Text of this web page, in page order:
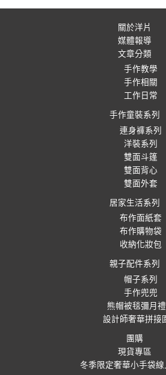
關於洋片
媒體報導
文章分類
手作教學
手作相關
工作日常
手作童裝系列
連身褲系列
洋裝系列
雙面斗篷
雙面背心
雙面外套
居家生活系列
布作面紙套
布作購物袋
收納化妝包
親子配件系列
帽子系列
手作兜兜
熊帽被毯彌月
設計師奢華拼接
團購
現貨專區
冬季限定奢華小手袋線